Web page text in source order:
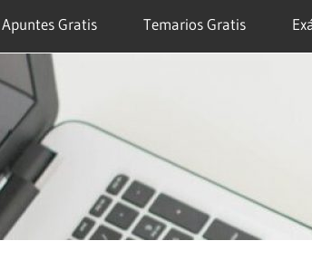
Apuntes Gratis Temarios Gratis